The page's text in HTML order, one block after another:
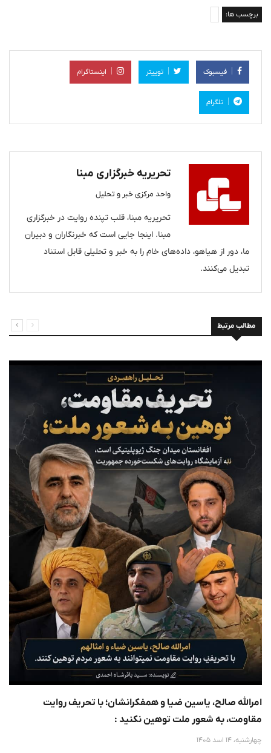
برچسب ها:
فیسبوک توییتر اینستاگرام
تلگرام
تحریریه خبرگزاری مبنا
واحد مرکزی خبر و تحلیل
تحریریه مبنا، قلب تپنده روایت در خبرگزاری
مبنا. اینجا جایی است که خبرنگاران و دبیران
ما، دور از هیاهو، داده‌های خام را به خبر و تحلیلی قابل استناد
تبدیل می‌کنند.
مطالب مرتبط
امرالله صالح، یاسین ضیا و همفکرانشان؛ با تحریف روایت
مقاومت، به شعور ملت توهین نکنید :
چهارشنبه، 14 اسد 1405